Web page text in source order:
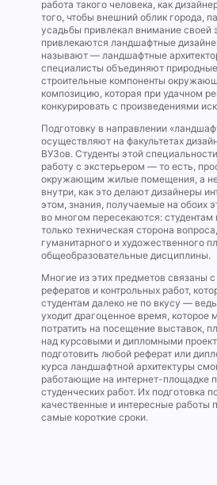
работа такого человека, как
того, чтобы внешний облик города,
усадьбы привлекал внимание своей
привлекаются ландшафтные
называют — ландшафтные
специалисты объединяют
строительные компоненты
композицию, которая при удачном
конкурировать с произведениями
Подготовку в направлении
осуществляют на факультетах
ВУЗов. Студенты этой
работу с экстерьером — то есть,
окружающим жилые помещения, а
внутри, как это делают дизайнеры
этом, знания, получаемые на обоих
во многом пересекаются: студентам
только техническая сторона
гуманитарного и художественного
общеобразовательные дисциплины.
Многие из этих предметов связаны
рефератов и контрольных работ,
студентам далеко не по вкусу —
уходит драгоценное время,
потратить на посещение выставок,
над курсовыми и дипломными
подготовить любой реферат или
курса ландшафтной архитектуры
работающие на интернет-площадке
студенческих работ. Их подготовка
качественные и интересные работы
самые короткие сроки.